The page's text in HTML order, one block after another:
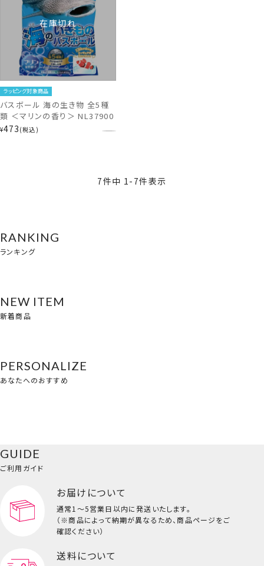
在庫切れ
ラッピング対象商品
バスボール 海の生き物 全5種
類 ＜マリンの香り＞ NL37900
¥473 税込
7件中 1- 7件表示
RANKING
ランキング
NEW ITEM
新着商品
PERSONALIZE
あなたへのおすすめ
GUIDE
ご利用ガイド
お届けについて
通常1～5営業日以内に発送いたします。
（※商品によって納期が異なるため、商品ページをご
確認ください）
送料について